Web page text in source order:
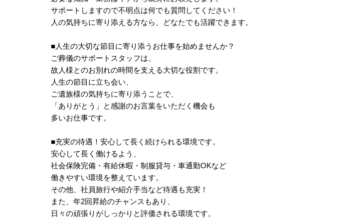
サポートしますので不明点は何でも質問してください！
人の気持ちに寄り添える方なら、どなたでも活躍できます。
■人生の大切な節目に寄り添うお仕事を始めませんか？
ご葬儀のサポートスタッフは、
故人様とのお別れの時間を支える大切な役割です。
人生の節目に立ち会い、
ご遺族様の気持ちに寄り添うことで、
「ありがとう」と感謝のお言葉をいただく機会も
多いお仕事です。
■充実の待遇！安心して長く続けられる環境です。
安心して長く働けるよう、
社会保険完備・有給休暇・制服貸与・車通勤OKなど
働きやすい環境を整えています。
その他、社員旅行や紹介手当など待遇も充実！
また、年2回昇給のチャンスもあり、
日々の頑張りがしっかりと評価される環境です。